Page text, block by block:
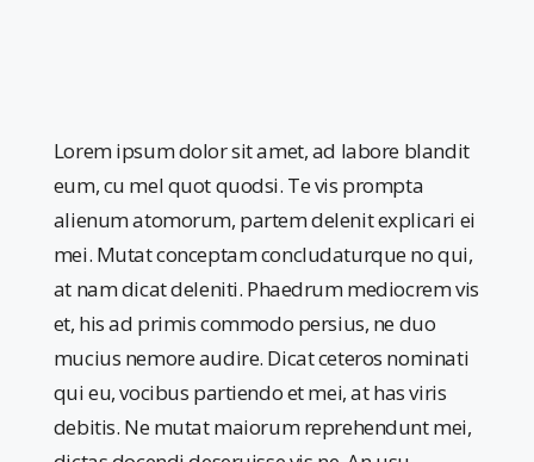
Lorem ipsum dolor sit amet, ad labore blandit
eum, cu mel quot quodsi. Te vis prompta
alienum atomorum, partem delenit explicari ei
mei. Mutat conceptam concludaturque no qui,
at nam dicat deleniti. Phaedrum mediocrem vis
et, his ad primis commodo persius, ne duo
mucius nemore audire. Dicat ceteros nominati
qui eu, vocibus partiendo et mei, at has viris
debitis. Ne mutat maiorum reprehendunt mei,